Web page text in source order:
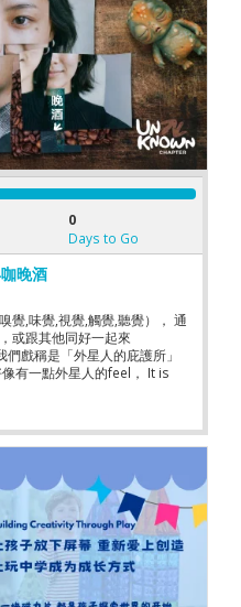
0
Days to Go
晚酒
覺,味覺,視覺,觸覺,聽覺）， 通
或跟其他同好一起來
戲稱是「外星人的庇護所」
有一點外星人的feel， It is
，把握當下。